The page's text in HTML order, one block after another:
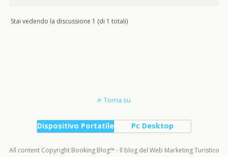
Stai vedendo la discussione 1 (di 1 totali)
Torna su
Dispositivo Portatile Pc Desktop
All content Copyright Booking Blog™ - Il blog del Web Marketing Turistico